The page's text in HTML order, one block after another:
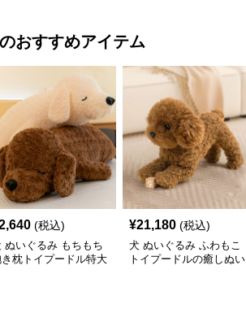
のおすすめアイテム
(税込)
ぬいぐるみ もちもち
枕トイプードル特大
¥21,180 (税込)
犬 ぬいぐるみ ふわもこ
トイプードルの癒しぬい